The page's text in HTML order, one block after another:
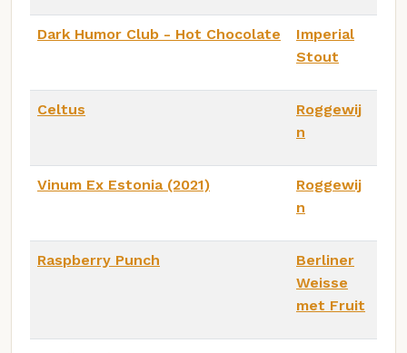
Dark Humor Club - Hot Chocolate
Imperial
Stout
Celtus
Roggewij
n
Vinum Ex Estonia (2021)
Roggewij
n
Raspberry Punch
Berliner
Weisse
met Fruit